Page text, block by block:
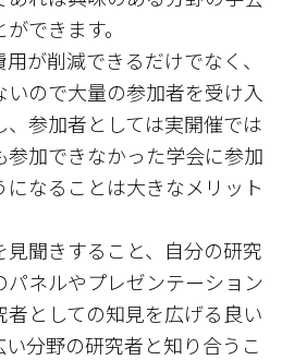
できます。
が削減できるだけでなく、
ので大量の参加者を受け入
参加者としては実開催では
加できなかった学会に参加
なることは大きなメリット
見聞きすること、自分の研究
ネルやプレゼンテーション
としての知見を広げる良い
分野の研究者と知り合うこ